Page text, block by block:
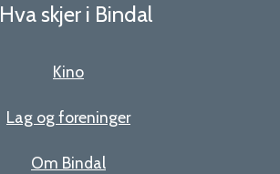
Hva skjer i Bindal
Kino
Lag og foreninger
Om Bindal